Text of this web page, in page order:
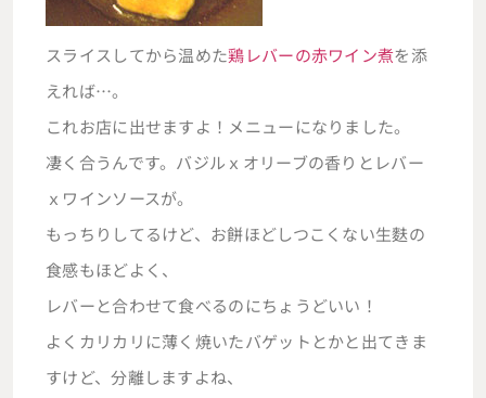
スライスしてから温めた鶏レバーの赤ワイン煮を添
えれば…。
これお店に出せますよ！メニューになりました。
凄く合うんです。バジルｘオリーブの香りとレバー
ｘワインソースが。
もっちりしてるけど、お餅ほどしつこくない生麩の
食感もほどよく、
レバーと合わせて食べるのにちょうどいい！
よくカリカリに薄く焼いたバゲットとかと出てきま
すけど、分離しますよね、